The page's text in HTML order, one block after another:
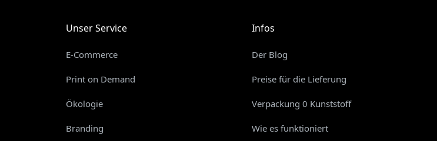
Unser Service
E-Commerce
Print on Demand
Ökologie
Branding
Infos
Der Blog
Preise für die Lieferung
Verpackung 0 Kunststoff
Wie es funktioniert